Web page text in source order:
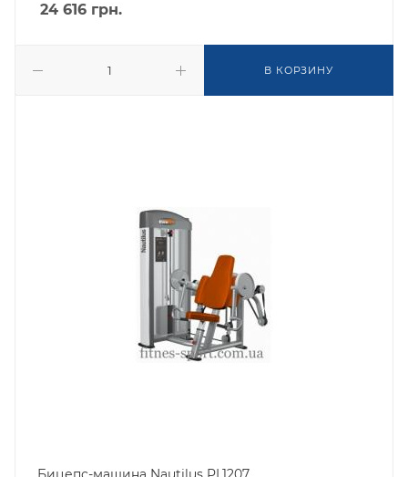
24 616 грн.
В КОРЗИНУ